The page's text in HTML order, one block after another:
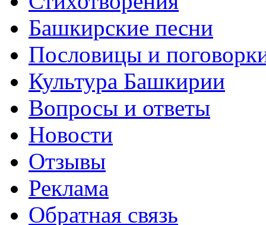
Башкирские песни
Пословицы и
Культура Башкирии
Вопросы и ответы
Новости
Отзывы
Реклама
Обратная связь